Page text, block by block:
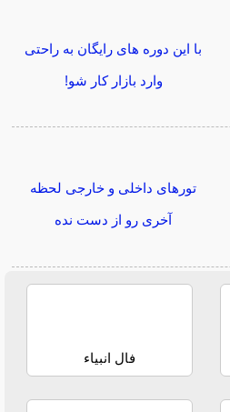
با این دوره های رایگان به راحتی
وارد بازار کار شو!
تورهای داخلی و خارجی لحظه
آخری رو از دست نده
فال انبیاء